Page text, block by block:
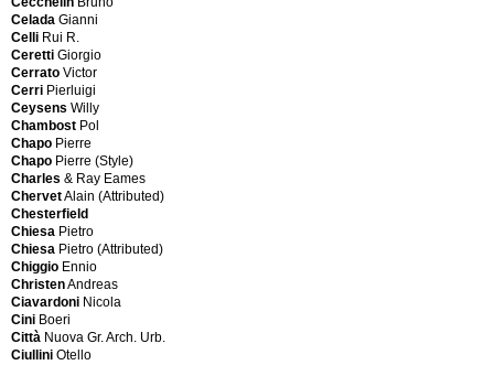
Classic
Design
Beretta
Roberto
Berger
Berger
Ueli
(Style)
Berthold
Müller
Bertoia
Harry
Bertoncini
Luciano
Bertozzi
Mario
Bettonica
Franco
Bianconi
Berber
Production
Bernini
Berthold
Kahn
Bertoncello
BF
Plastic
Bigla
Bilumen
Bitossi
BKW
Boda
Bodafors
Bodum
Bonacina
Bonacina
(Style)
Bonetto
Celada Gianni
Celli Rui R.
Ceretti Giorgio
Cerrato Victor
Cerri Pierluigi
Ceysens Willy
Chambost Pol
Chapo Pierre
Chapo Pierre (Style)
Charles & Ray Eames
ChervetAlain (Attributed)
Chesterfield
Chiesa Pietro
Chiesa Pietro (Attributed)
Chiggio Ennio
ChristenAndreas
Ciavardoni Nicola
Cini Boeri
Città Nuova Gr. Arch. Urb.
Ciullini Otello